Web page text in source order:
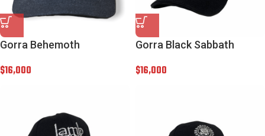
Gorra Behemoth
$16,000
Gorra Black Sabbath
$16,000